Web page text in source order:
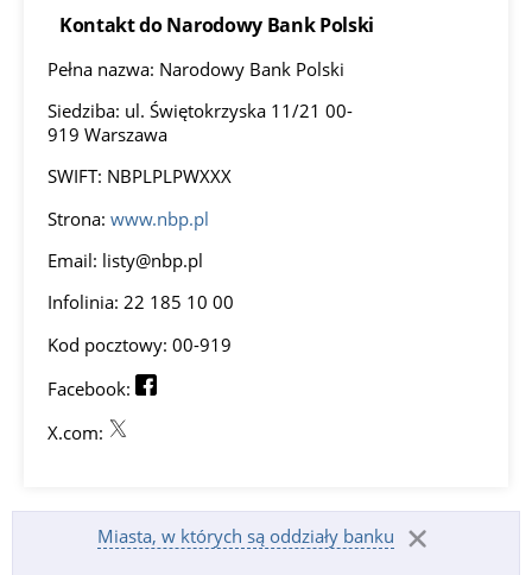
Kontakt do Narodowy Bank Polski
Pełna nazwa: Narodowy Bank Polski
Siedziba: ul. Świętokrzyska 11/21 00-
919 Warszawa
SWIFT: NBPLPLPWXXX
Strona: www.nbp.pl
Email: listy@nbp.pl
Infolinia: 22 185 10 00
Kod pocztowy: 00-919
Facebook:
X.com:
Miasta, w których są oddziały banku